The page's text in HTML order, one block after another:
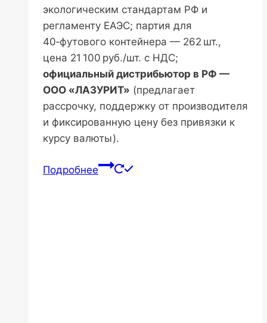
экологическим стандартам РФ и
регламенту ЕАЭС; партия для
40‑футового контейнера — 262 шт.,
цена 21 100 руб./шт. с НДС;
официальный дистрибьютор в РФ —
ООО «ЛАЗУРИТ» (предлагает
рассрочку, поддержку от производителя
и фиксированную цену без привязки к
курсу валюты).
Подробнее